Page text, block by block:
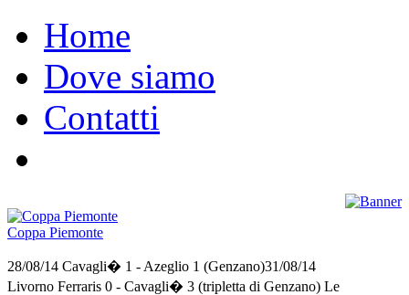
Home
Dove siamo
Contatti
Coppa Piemonte
28/08/14 Cavagli� 1 - Azeglio 1 (Genzano)31/08/14
Livorno Ferraris 0 - Cavagli� 3 (tripletta di Genzano) Le